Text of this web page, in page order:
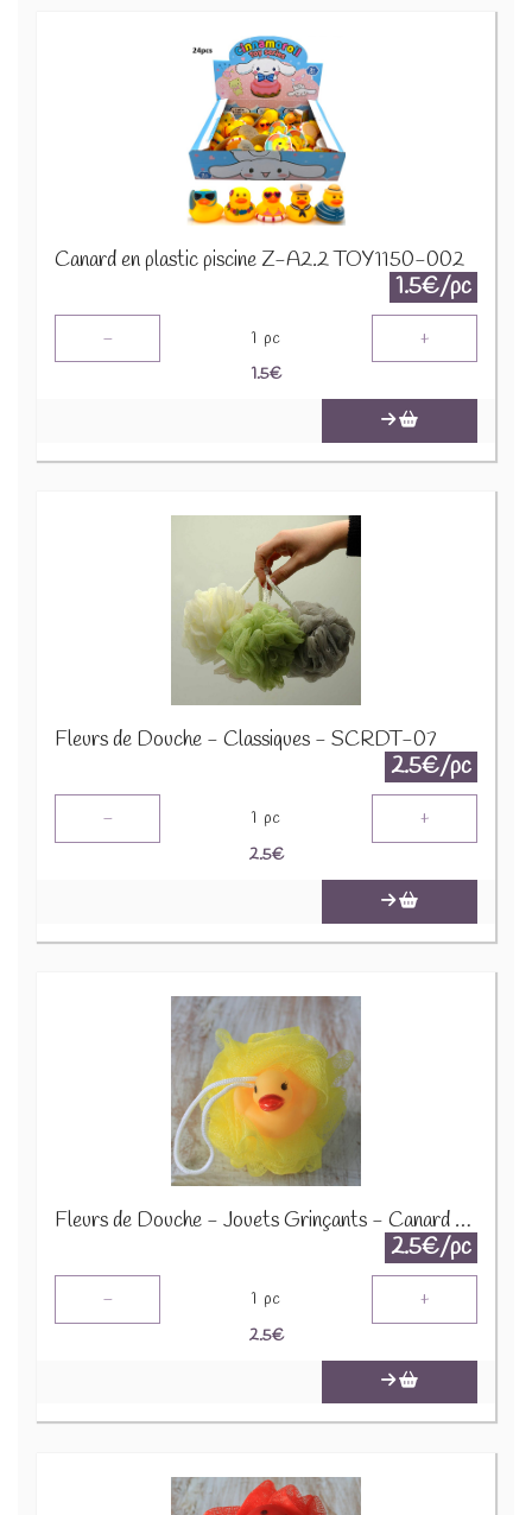
Canard en plastic piscine Z-A2.2 TOY1150-002
1.5€/pc
- 1 pc +
1.5€
Fleurs de Douche - Classiques - SCRDT-07
2.5€/pc
- 1 pc +
2.5€
Fleurs de Douche - Jouets Grinçants - Canard - Jaune - SCRDT-06
2.5€/pc
- 1 pc +
2.5€